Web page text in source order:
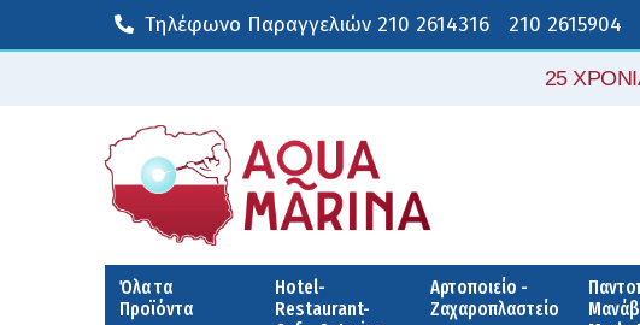
Τηλέφωνο Παραγγελιών 210 2614316 210 2615904
25
Όλα τα
Προϊόντα
Hotel-
Restaurant-
Αρτοποιείο -
Ζαχαροπλαστείο